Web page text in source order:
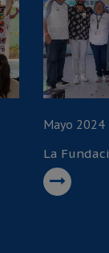
Mayo 2024
La